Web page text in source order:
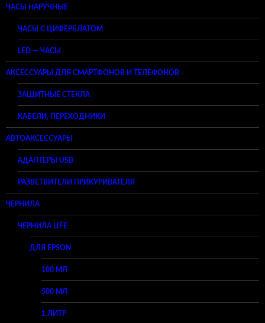
ЧАСЫ НАРУЧНЫЕ
ЧАСЫ С ЦИФЕРБЛАТОМ
LED — ЧАСЫ
АКСЕССУАРЫ ДЛЯ СМАРТФОНОВ И ТЕЛЕФОНОВ
ЗАЩИТНЫЕ СТЕКЛА
КАБЕЛИ, ПЕРЕХОДНИКИ
АВТОАКСЕССУАРЫ
АДАПТЕРЫ USB
РАЗВЕТВИТЕЛИ ПРИКУРИВАТЕЛЯ
ЧЕРНИЛА
ЧЕРНИЛА LIFE
ДЛЯ EPSON
100 МЛ
500 МЛ
1 ЛИТР